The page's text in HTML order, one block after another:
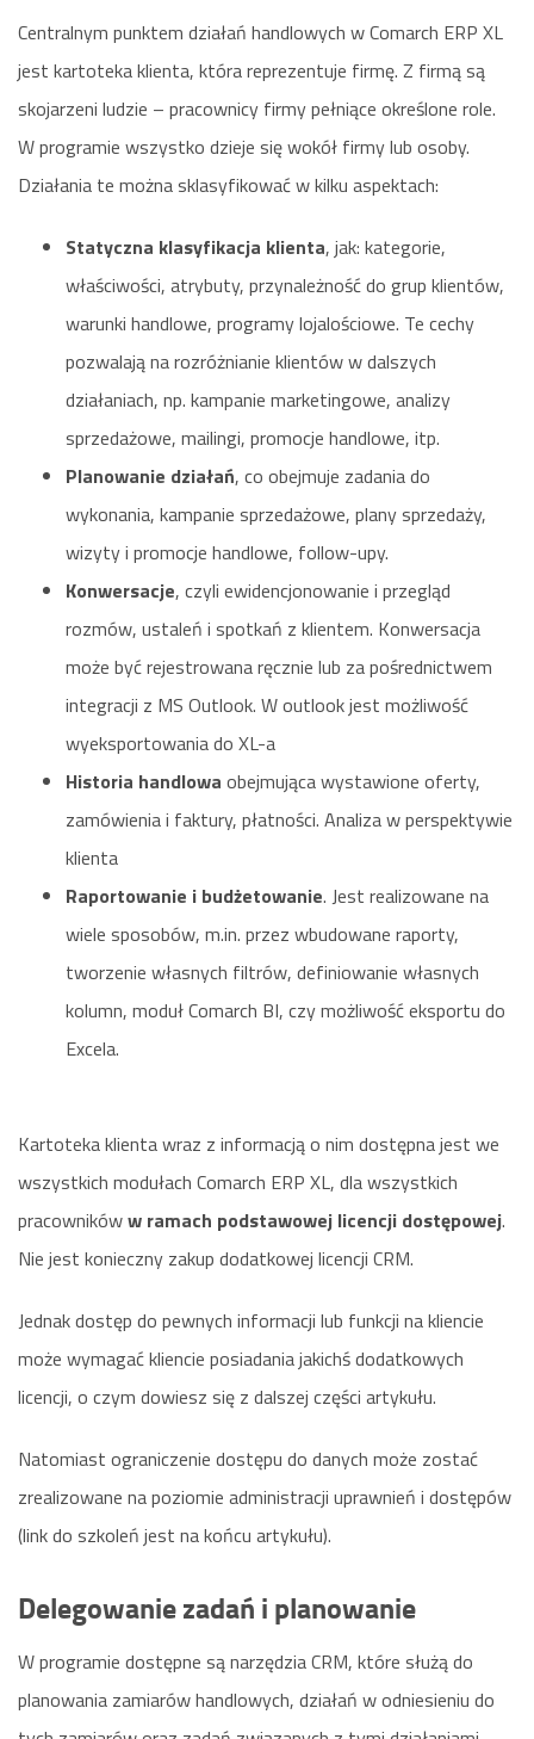
Centralnym punktem działań handlowych w Comarch ERP XL
jest kartoteka klienta, która reprezentuje firmę. Z firmą są
skojarzeni ludzie – pracownicy firmy pełniące określone role.
W programie wszystko dzieje się wokół firmy lub osoby.
Działania te można sklasyfikować w kilku aspektach:
Statyczna klasyfikacja klienta, jak: kategorie,
właściwości, atrybuty, przynależność do grup klientów,
warunki handlowe, programy lojalościowe. Te cechy
pozwalają na rozróżnianie klientów w dalszych
działaniach, np. kampanie marketingowe, analizy
sprzedażowe, mailingi, promocje handlowe, itp.
Planowanie działań, co obejmuje zadania do
wykonania, kampanie sprzedażowe, plany sprzedaży,
wizyty i promocje handlowe, follow-upy.
Konwersacje, czyli ewidencjonowanie i przegląd
rozmów, ustaleń i spotkań z klientem. Konwersacja
może być rejestrowana ręcznie lub za pośrednictwem
integracji z MS Outlook. W outlook jest możliwość
wyeksportowania do XL-a
Historia handlowa obejmująca wystawione oferty,
zamówienia i faktury, płatności. Analiza w perspektywie
klienta
Raportowanie i budżetowanie. Jest realizowane na
wiele sposobów, m.in. przez wbudowane raporty,
tworzenie własnych filtrów, definiowanie własnych
kolumn, moduł Comarch BI, czy możliwość eksportu do
Excela.
Kartoteka klienta wraz z informacją o nim dostępna jest we
wszystkich modułach Comarch ERP XL, dla wszystkich
pracownikóww ramach podstawowej licencji dostępowej.
Nie jest konieczny zakup dodatkowej licencji CRM.
Jednak dostęp do pewnych informacji lub funkcji na kliencie
może wymagać kliencie posiadania jakichś dodatkowych
licencji, o czym dowiesz się z dalszej części artykułu.
Natomiast ograniczenie dostępu do danych może zostać
zrealizowane na poziomie administracji uprawnień i dostępów
(link do szkoleń jest na końcu artykułu).
Delegowanie zadań i planowanie
W programie dostępne są narzędzia CRM, które służą do
planowania zamiarów handlowych, działań w odniesieniu do